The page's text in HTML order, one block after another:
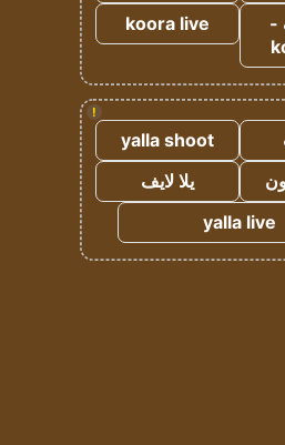
-
koora live
!
yalla shoot
يلا لايف
yalla live